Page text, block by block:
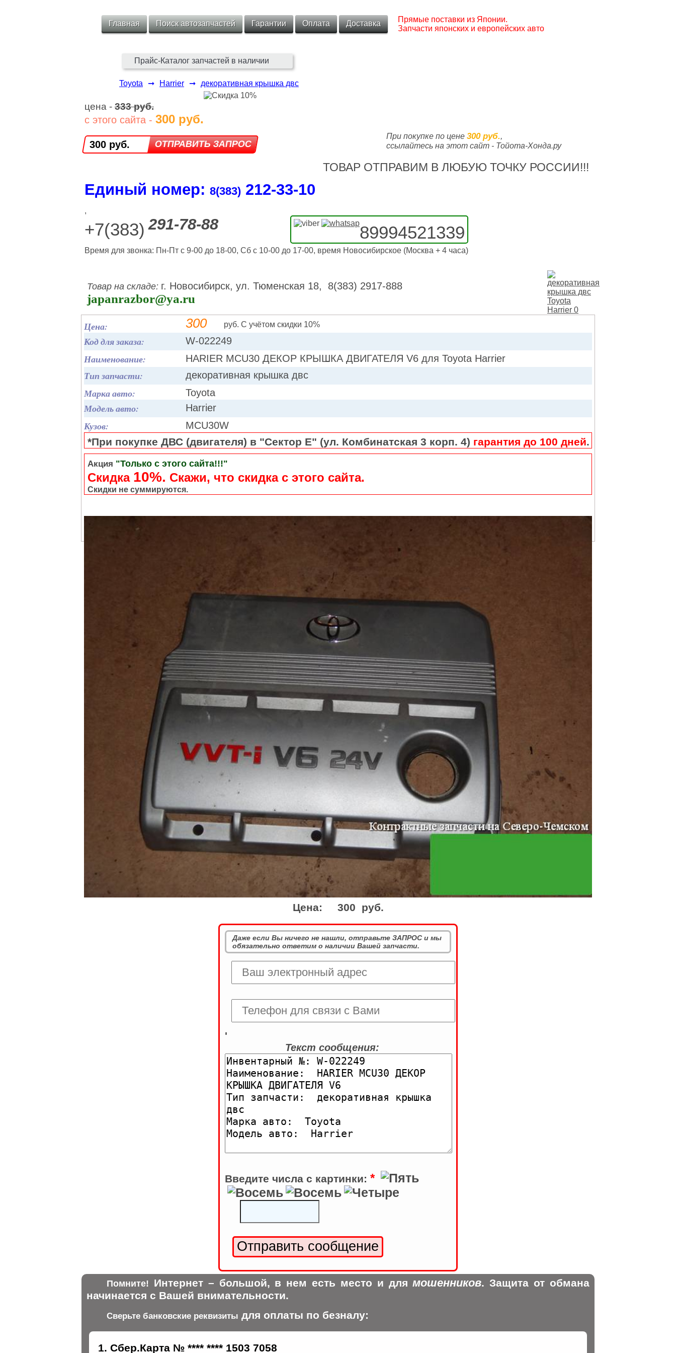
Главная Поиск автозапчастей Гарантии Оплата Доставка
Прямые поставки из Японии.
Запчасти японских и европейских авто
Прайс-Каталог запчастей в наличии
Toyota ➞ Harrier ➞ декоративная крышка двс
цена - 333 руб.
с этого сайта - 300 руб.
300 руб.
При покупке по цене 300 руб.,
ссылайтесь на этот сайт - Тойота-Хонда.ру
ТОВАР ОТПРАВИМ В ЛЮБУЮ ТОЧКУ РОССИИ!!!
Единый номер: 8(383) 212‑33‑10
,
+7(383) 291-78-88 89994521339
Время для звонка: Пн-Пт с 9-00 до 18-00, Сб с 10-00 до 17-00, время Новосибирское (Москва + 4 часа)
Товар на складе: г. Новосибирск, ул. Тюменская 18, 8(383) 2917-888
japanrazbor@ya.ru
Цена: 300 руб. С учётом скидки 10%
Код для заказа: W-022249
Наименование: HARIER MCU30 ДЕКОР КРЫШКА ДВИГАТЕЛЯ V6 для Toyota Harrier
Тип запчасти: декоративная крышка двс
Марка авто: Toyota
Модель авто: Harrier
Кузов: MCU30W
*При покупке ДВС (двигателя) в "Сектор Е" (ул. Комбинатская 3 корп. 4) гарантия до 100 дней.
Акция "Только с этого сайта!!!"
Скидка 10%. Cкажи, что скидка с этого сайта.
Скидки не суммируются.
Цена: 300 руб.
Даже если Вы ничего не нашли, отправьте ЗАПРОС и мы
обязательно ответим о наличии Вашей запчасти.
'
Текст сообщения:
Введите числа с картинки: *
Помните! Интернет – большой, в нем есть место и для мошенников. Защита от обмана
начинается с Вашей внимательности.
Сверьте банковские реквизиты для оплаты по безналу:
Сбер.Карта № **** **** 1503 7058